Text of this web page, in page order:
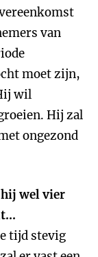
van
moet zijn,
wil
Hij zal
ongezond
wel vier
tijd stevig